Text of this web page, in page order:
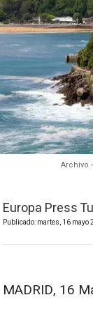
Archivo
Europa Press
Publicado: martes, 16 mayo
MADRID, 16